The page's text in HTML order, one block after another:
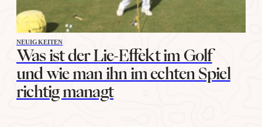
NEUIGKEITEN
Was ist der Lie-Effekt im Golf
und wie man ihn im echten Spiel
richtig managt